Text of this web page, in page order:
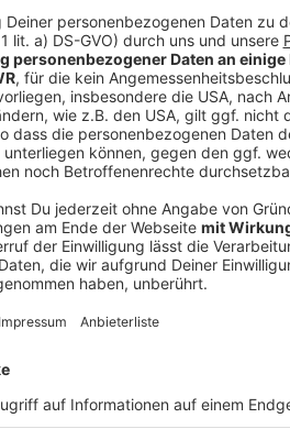
Lebertransplantation (inklusive
Nierentransplantation (inklusive
Komplexe Eingriffe am
Komplexe Eingriffe am
Stammzelltransplantation: 25
Kniegelenk-
Versorgung von Früh- und
Fälle pro Jahr.
Versorgung in NRW nicht in
Anzeige